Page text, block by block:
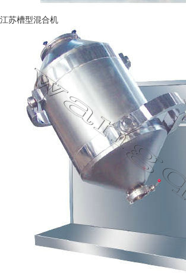
江苏槽型混合机